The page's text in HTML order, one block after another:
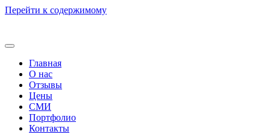
Перейти к содержимому
Главная
О нас
Отзывы
Цены
СМИ
Портфолио
Контакты